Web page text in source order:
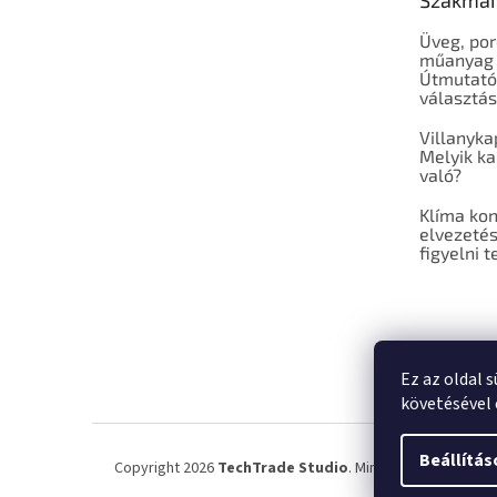
Ez az oldal
Üveg,
Melyik
való?
Klíma
figyelni
Copyright 2026 TechTrade Studio. Minden jog